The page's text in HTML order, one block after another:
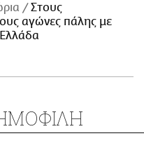
Στους
αγώνες πάλης με